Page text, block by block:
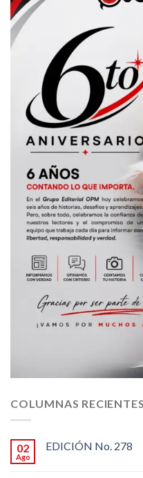
COLUMNAS RECIENTES
02
Ago
EDICIÓN No. 278